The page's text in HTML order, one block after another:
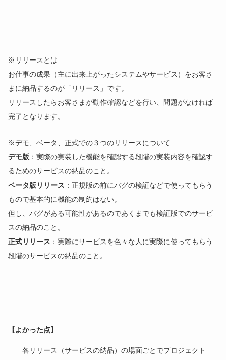
※リリースとは
お仕事の成果（主に出来上がったシステムやサービス）をお客さ
まに納品するのが「リリース」です。
リリースしたらお客さまが動作確認などを行い、問題がなければ
完了となります。
※デモ、ベータ、正式での３つのリリースについて
デモ版 ：実際の実装した機能を確認する段階の実装内容を確認す
るためのサービスの納品のこと。
ベータ版リリース ：正規版の前にバグの検証などで使ってもらう
もので基本的に機能の制約はない。
但し、バグがある可能性があるのであくまでも検証版でのサービ
スの納品のこと。
正式リリース ：実際にサービスを色々な人に実際に使ってもらう
段階のサービスの納品のこと。
【よかった点】
各リリース（サービスの納品）の場面ごとでプロジェクト